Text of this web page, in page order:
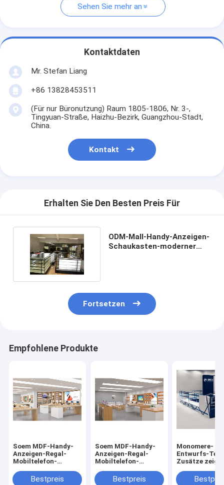
Sehen Sie mehr an
Kontaktdaten
Mr. Stefan Liang
+86 13828453511
(Für nur Büronutzung) Raum 1805-1806, Nr. 3-,
Tingyuan-Straße, Haizhu-Bezirk, Guangzhou-Stadt,
China.
Kontakt
Erhalten Sie Den Besten Preis Für
ODM-Mall-Handy-Anzeigen-
Schaukasten-moderner
Fortsetzen
Empfohlene Produkte
Soem MDF-Handy-
Anzeigen-Regal-
Mobiltelefon-
EntwurfBestpreis
Soem MDF-Handy-
Anzeigen-Regal-
Mobiltelefon-
Einzelhandelsgeschäft-
Bestpreis
Monomere-
Entwurfs-
Zusätze
Schaukasten-